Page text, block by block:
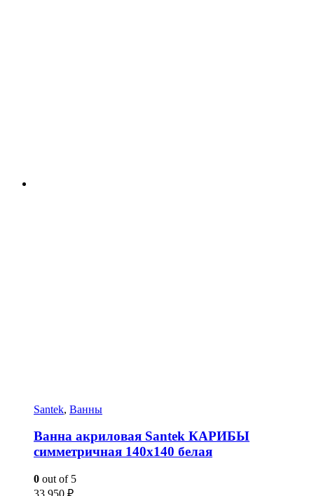
Santek, Ванны
Ванна акриловая Santek КАРИБЫ
симметричная 140х140 белая
0 out of 5
33 950 ₽